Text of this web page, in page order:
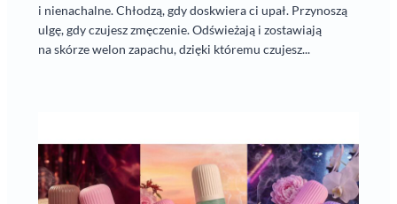
i nienachalne. Chłodzą, gdy doskwiera ci upał. Przynoszą
ulgę, gdy czujesz zmęczenie. Odświeżają i zostawiają
na skórze welon zapachu, dzięki któremu czujesz...